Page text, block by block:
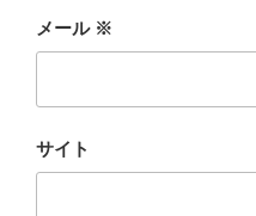
メール ※
サイト